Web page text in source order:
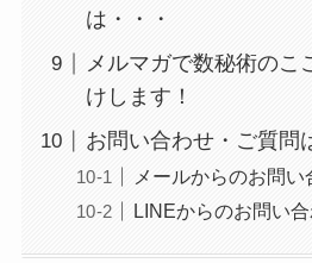
は・・・
メルマガで数秘術のこ
けします！
お問い合わせ・ご質問
メールからのお問い
LINEからのお問い